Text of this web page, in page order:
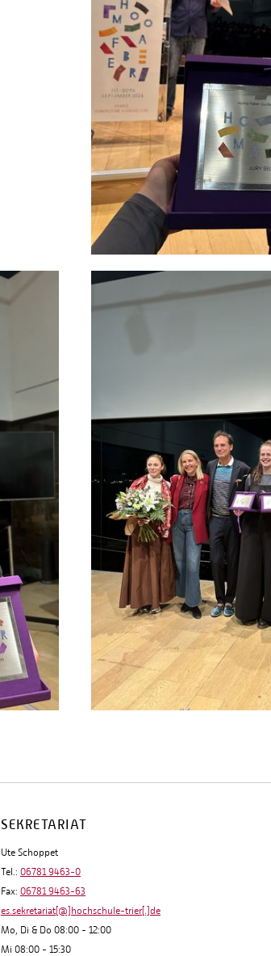
SEKRETARIAT
Ute Schoppet
Tel.: 06781 9463-0
Fax: 06781 9463-63
es.sekretariat[@]hochschule-trier[.]de
Mo, Di & Do 08:00 - 12:00
Mi 08:00 - 15:30